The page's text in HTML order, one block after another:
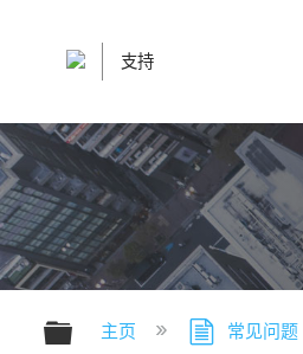
支持
扩展/隐缩全局层次
主页 常见问题